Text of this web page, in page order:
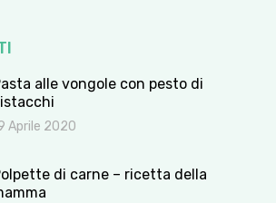
alle vongole con pesto di
Aprile 2020
di carne – ricetta della